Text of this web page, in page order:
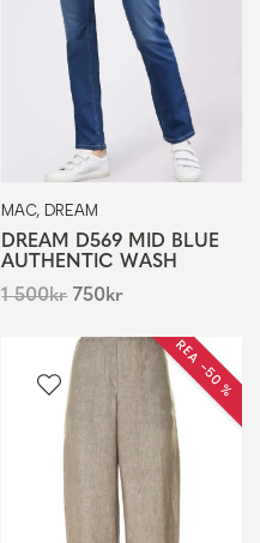
MAC, DREAM
DREAM D569 MID BLUE
AUTHENTIC WASH
1 500kr 750kr
REA −50 %